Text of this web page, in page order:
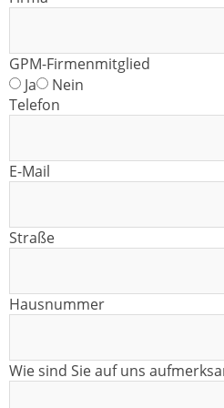
GPM-Firmenmitglied
Ja
Nein
Telefon
E-Mail
Straße
Hausnummer
Wie sind Sie auf uns